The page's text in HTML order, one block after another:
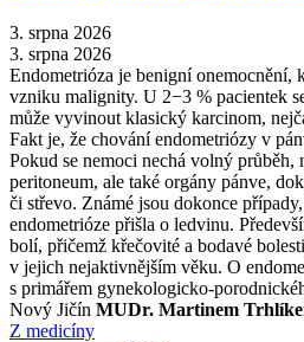
3. srpna 2026
3. srpna 2026
Endometrióza je benigní onemocnění,
vzniku malignity. U 2−3 % pacientek
může vyvinout klasický karcinom,
Fakt je, že chování endometriózy v
Pokud se nemoci nechá volný průběh,
peritoneum, ale také orgány pánve,
či střevo. Známé jsou dokonce
endometrióze přišla o ledvinu.
bolí, přičemž křečovité a bodavé
v jejich nejaktivnějším věku. O
s primářem gynekologicko-
Nový Jičín MUDr. Martinem
Z medicíny